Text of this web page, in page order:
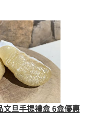
文旦手提禮盒 6盒優惠